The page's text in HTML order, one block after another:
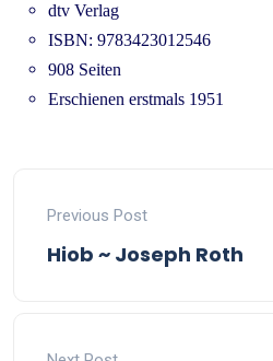
dtv Verlag
ISBN: 9783423012546
908 Seiten
Erschienen erstmals 1951
Previous Post
Hiob ~ Joseph Roth